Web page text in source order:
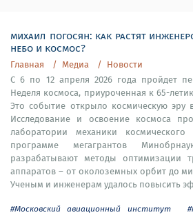
михаил погосян: как растят
небо и космос?
Главная Медиа
Новости
C 6 по 12 апреля 2026 года пройдет
Неделя космоса, приуроченная к 65-
Это событие открыло космическую эру
Исследование и освоение космоса
лаборатории механики
программе мегагрантов
разрабатывают методы оптимизации
аппаратов – от околоземных орбит до
Ученым и инженерам удалось повысить
#Московский авиационный институт